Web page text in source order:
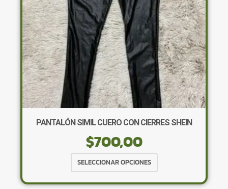
PANTALÓN SIMIL CUERO CON CIERRES SHEIN
$700,00
SELECCIONAR OPCIONES
producto
tiene